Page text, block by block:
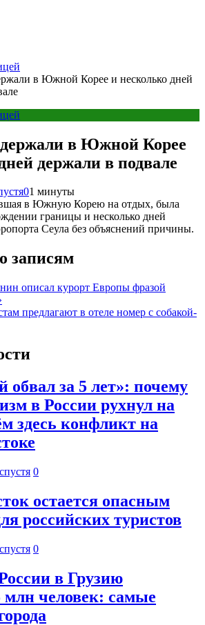
в Южной Корее и несколько дней
в Южной Корее
держали в подвале
01 минуты
в Южную Корею на отдых, была
границы и несколько дней
Сеула без объяснений причины.
записям
описал курорт Европы фразой
предлагают в отеле номер с собакой-
за 5 лет»: почему
в России рухнул на
здесь конфликт на
0
остается опасным
российских туристов
0
в Грузию
млн человек: самые